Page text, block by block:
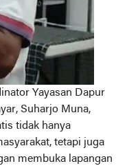
Yayasan Dapur
Suharjo Muna,
tidak hanya
tetapi juga
membuka lapangan